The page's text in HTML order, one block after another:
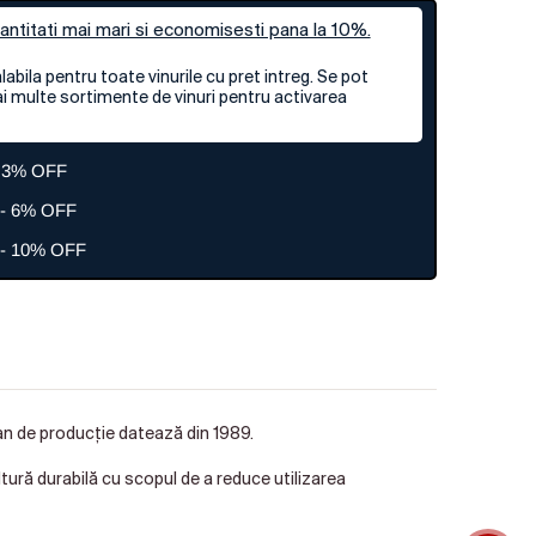
mai mari si economisesti pana la 10%.
pentru toate vinurile cu pret intreg. Se pot
multe sortimente de vinuri pentru activarea
OFF
6% OFF
10% OFF
de producție datează din 1989.
durabilă cu scopul de a reduce utilizarea